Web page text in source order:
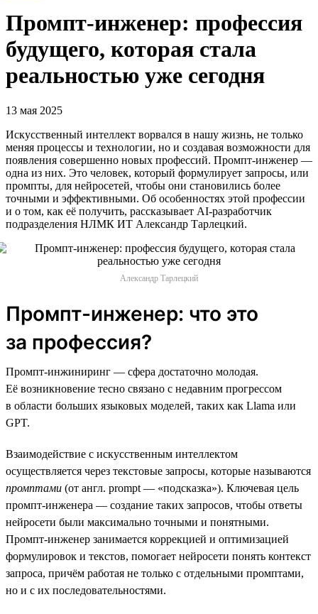
Промпт-инженер: профессия
будущего, которая стала
реальностью уже сегодня
13 мая 2025
Искусственный интеллект ворвался в нашу жизнь, не только
меняя процессы и технологии, но и создавая возможности для
появления совершенно новых профессий. Промпт-инженер —
одна из них. Это человек, который формулирует запросы, или
промпты, для нейросетей, чтобы они становились более
точными и эффективными. Об особенностях этой профессии
и о том, как её получить, рассказывает AI-разработчик
подразделения НЛМК ИТ Александр Тарлецкий.
Александр Тарлецкий
Промпт-инженер: что это
за профессия?
Промпт-инжиниринг — сфера достаточно молодая.
Её возникновение тесно связано с недавним прогрессом
в области больших языковых моделей, таких как Llama или
GPT.
Взаимодействие с искусственным интеллектом
осуществляется через текстовые запросы, которые называются
промптами (от англ. prompt — «подсказка»). Ключевая цель
промпт-инженера — создание таких запросов, чтобы ответы
нейросети были максимально точными и понятными.
Промпт-инженер занимается коррекцией и оптимизацией
формулировок и текстов, помогает нейросети понять контекст
запроса, причём работая не только с отдельными промптами,
но и с их последовательностями.